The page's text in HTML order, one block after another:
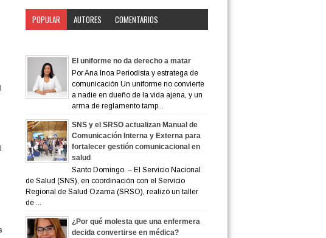
POPULAR AUTORES
COMENTARIOS
El uniforme no da derecho a matar
Por Ana Inoa Periodista y estratega de
comunicación Un uniforme no convierte
a nadie en dueño de la vida ajena, y un
arma de reglamento tamp...
SNS y el SRSO actualizan Manual de
Comunicación Interna y Externa para
fortalecer gestión comunicacional en
salud
Santo Domingo. – El Servicio Nacional
de Salud (SNS), en coordinación con el Servicio
Regional de Salud Ozama (SRSO), realizó un taller
de ...
¿Por qué molesta que una enfermera
decida convertirse en médica?